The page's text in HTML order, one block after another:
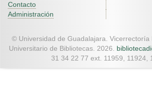
Contacto
Administración
© Universidad de Guadalajara. Vicerrectoría
Universitario de Bibliotecas. 2026.
31 34 22 77 ext. 11959, 11924,